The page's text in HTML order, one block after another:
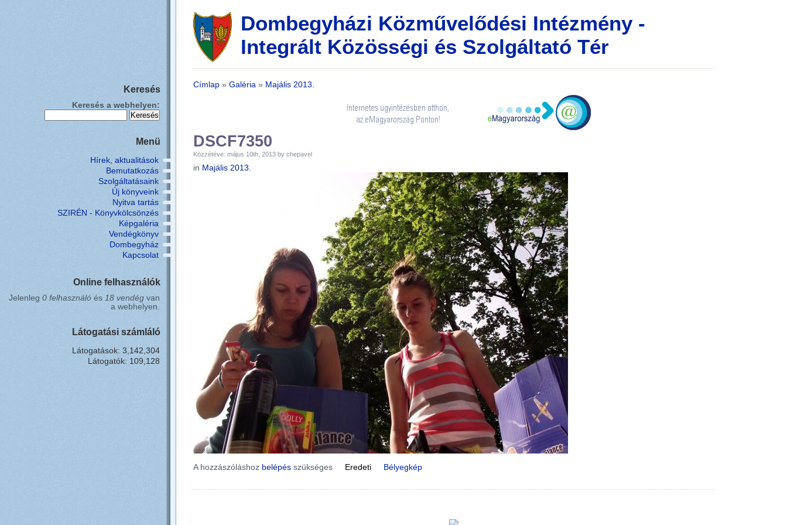
Dombegyházi Közművelődési Intézmény -
Integrált Közösségi és Szolgáltató Tér
Címlap » Galéria » Majális 2013.
DSCF7350
Közzétéve: május 10th, 2013 by chepavel
in Majális 2013.
A hozzászóláshoz belépés szükséges Eredeti Bélyegkép
Keresés
Keresés a webhelyen:
Menü
Hírek, aktualitások
Bemutatkozás
Szolgáltatásaink
Új könyveink
Nyitva tartás
SZIRÉN - Könyvkölcsönzés
Képgaléria
Vendégkönyv
Dombegyház
Kapcsolat
Online felhasználók
Jelenleg 0 felhasználó és 18 vendég van
a webhelyen.
Látogatási számláló
Látogatások: 3,142,304
Látogatók: 109,128